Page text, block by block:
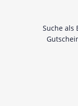
Suche als